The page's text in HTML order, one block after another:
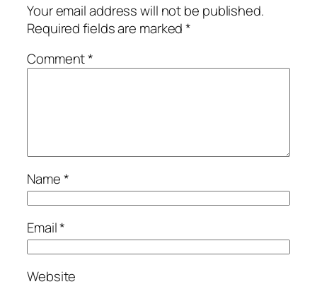
Your email address will not be published.
Required fields are marked*
Comment*
Name*
Email*
Website